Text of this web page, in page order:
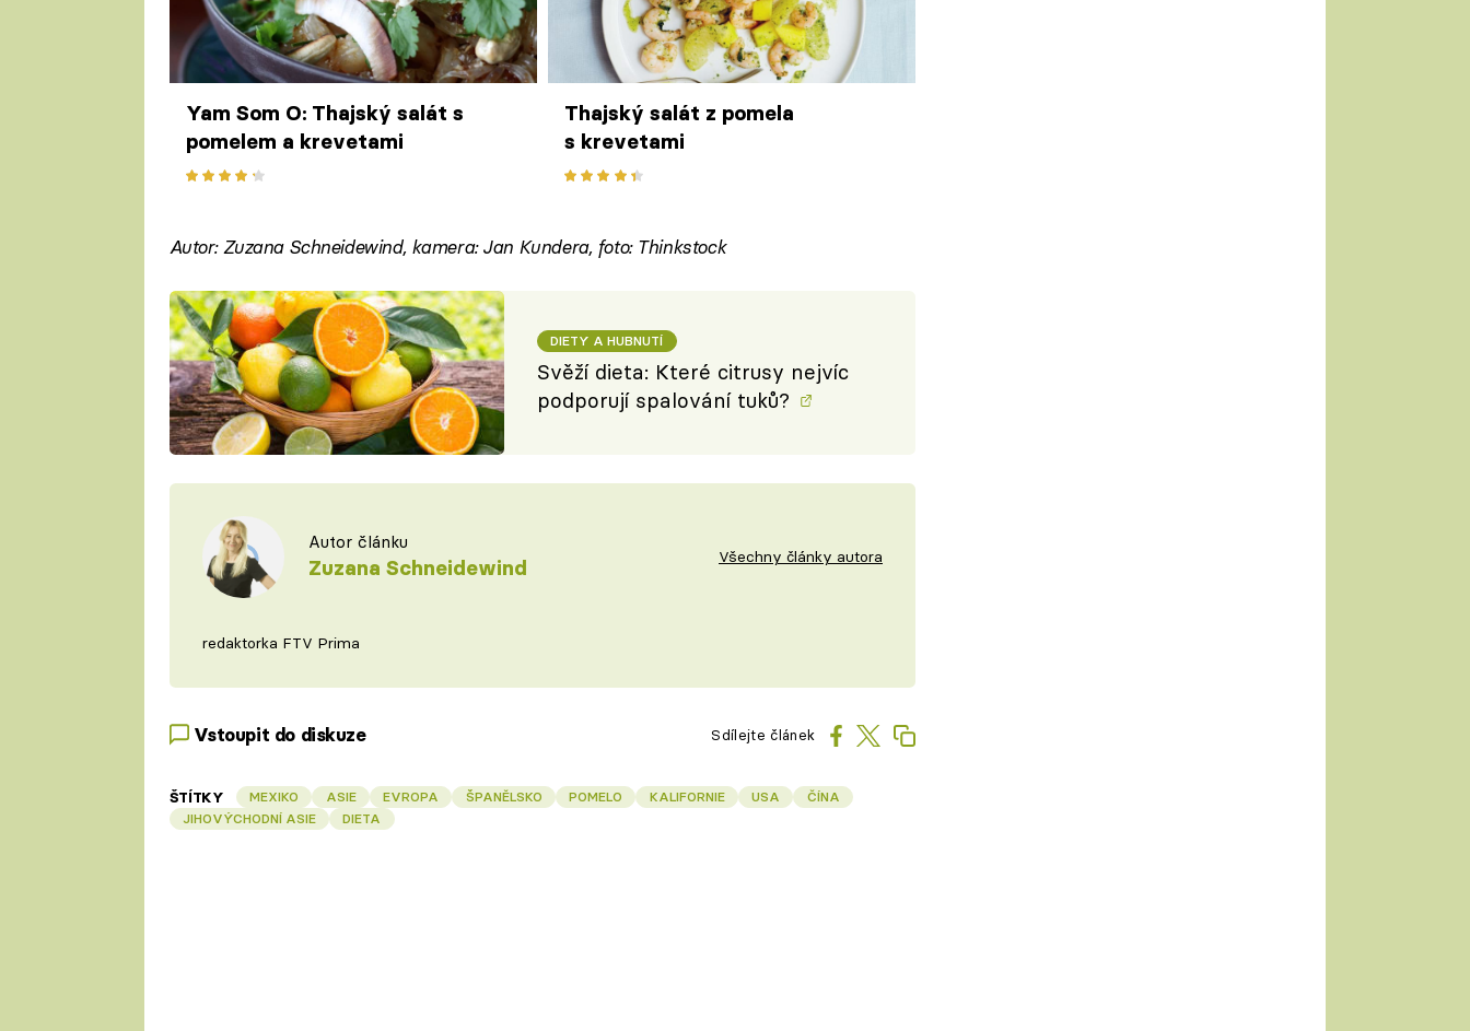
Yam Som O: Thajský salát s
pomelem a krevetami
Thajský salát z pomela
s krevetami
Autor: Zuzana Schneidewind, kamera: Jan Kundera, foto: Thinkstock
DIETY A HUBNUTÍ
Svěží dieta: Které citrusy nejvíc
podporují spalování tuků?
Autor článku
Zuzana Schneidewind Všechny články autora
redaktorka FTV Prima
Vstoupit do diskuze Sdílejte článek
ŠTÍTKY MEXIKO ASIE EVROPA ŠPANĚLSKO POMELO KALIFORNIE USA
ČÍNA
JIHOVÝCHODNÍ ASIE
DIETA